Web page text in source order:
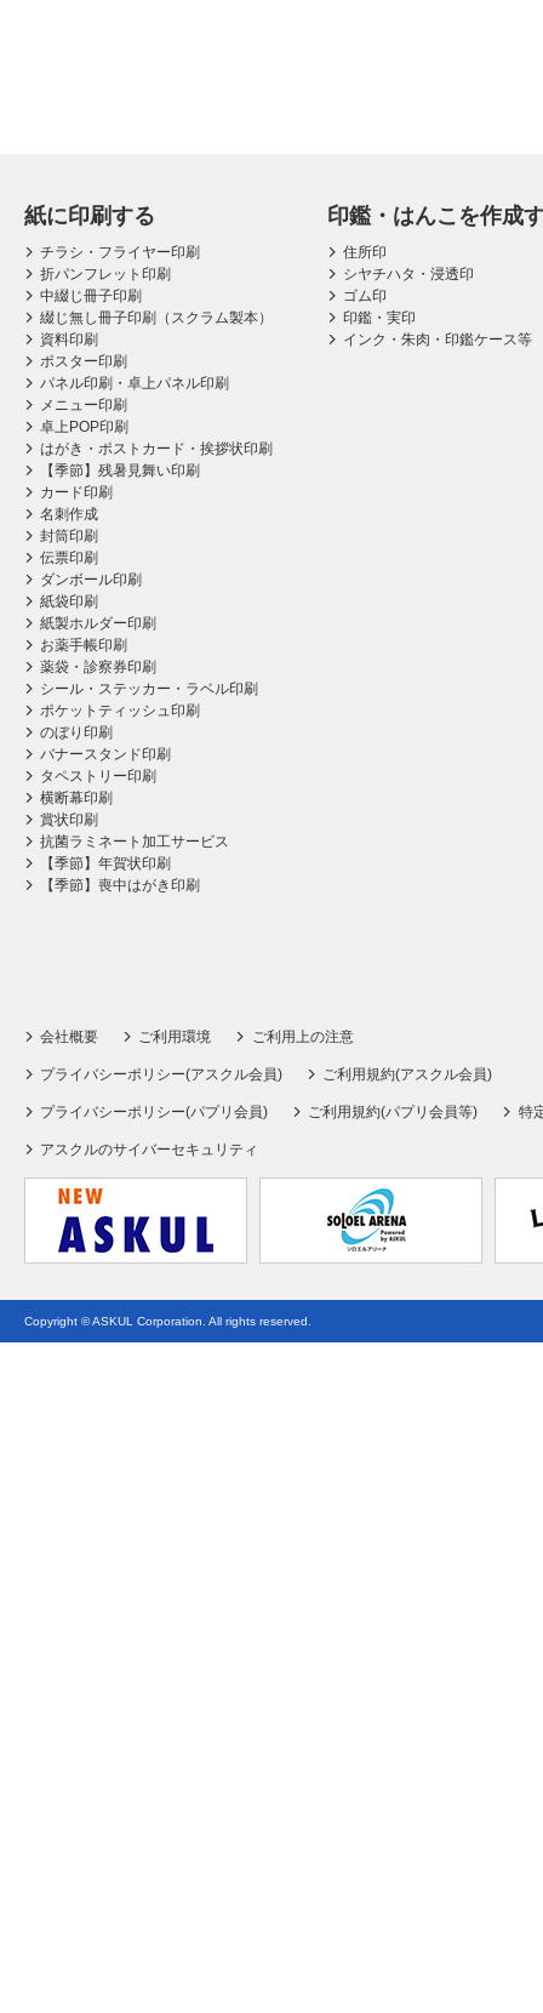
紙に印刷する
チラシ・フライヤー印刷
折パンフレット印刷
中綴じ冊子印刷
綴じ無し冊子印刷（スクラム製本）
資料印刷
ポスター印刷
パネル印刷・卓上パネル印刷
メニュー印刷
卓上POP印刷
はがき・ポストカード・挨拶状印刷
【季節】残暑見舞い印刷
カード印刷
名刺作成
封筒印刷
伝票印刷
ダンボール印刷
紙袋印刷
紙製ホルダー印刷
お薬手帳印刷
薬袋・診察券印刷
シール・ステッカー・ラベル印刷
ポケットティッシュ印刷
のぼり印刷
バナースタンド印刷
タペストリー印刷
横断幕印刷
賞状印刷
抗菌ラミネート加工サービス
【季節】年賀状印刷
【季節】喪中はがき印刷
印鑑・はんこを作成
住所印
シヤチハタ・浸透印
ゴム印
印鑑・実印
インク・朱肉・印鑑ケース等
会社概要 ご利用環境 ご利用上の注意
プライバシーポリシー(アスクル会員) ご利用規約(アスクル会員)
プライバシーポリシー(パプリ会員) ご利用規約(パプリ会員等) 特
アスクルのサイバーセキュリティ
Copyright © ASKUL Corporation. All rights reserved.